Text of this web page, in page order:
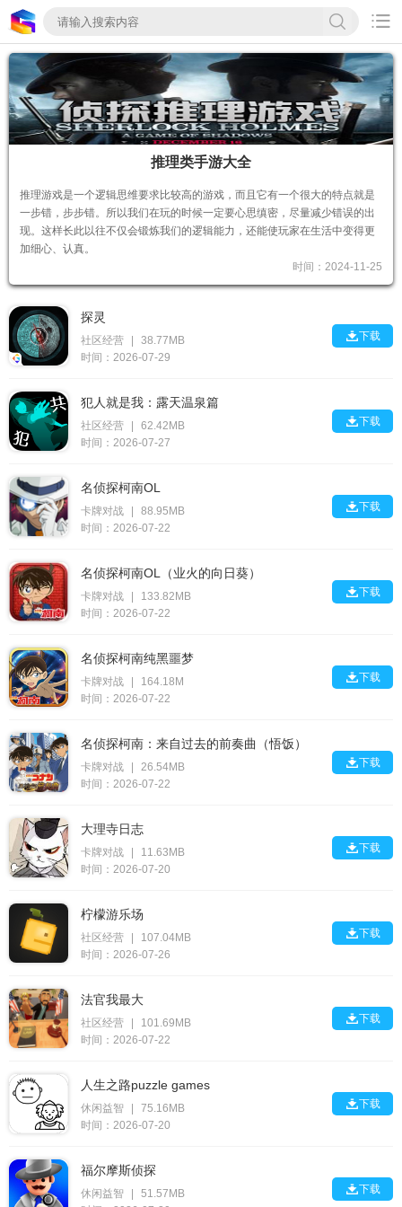

推理类手游大全
推理游戏是一个逻辑思维要求比较高的游戏，而且它有一个很大的特点就是
一步错，步步错。所以我们在玩的时候一定要心思缜密，尽量减少错误的出
现。这样长此以往不仅会锻炼我们的逻辑能力，还能使玩家在生活中变得更
加细心、认真。
时间：2024-11-25
探灵
社区经营
38.77MB
时间：2026-07-29
下载
犯人就是我：露天温泉篇
社区经营
62.42MB
时间：2026-07-27
下载
名侦探柯南OL
卡牌对战
88.95MB
时间：2026-07-22
下载
名侦探柯南OL（业火的向日葵）
卡牌对战
133.82MB
时间：2026-07-22
下载
名侦探柯南纯黑噩梦
卡牌对战
164.18M
时间：2026-07-22
下载
名侦探柯南：来自过去的前奏曲（悟饭）
卡牌对战
26.54MB
时间：2026-07-22
下载
大理寺日志
卡牌对战
11.63MB
时间：2026-07-20
下载
柠檬游乐场
社区经营
107.04MB
时间：2026-07-26
下载
法官我最大
社区经营
101.69MB
时间：2026-07-22
下载
人生之路puzzle games
休闲益智
75.16MB
时间：2026-07-20
下载
福尔摩斯侦探
休闲益智
51.57MB
下载